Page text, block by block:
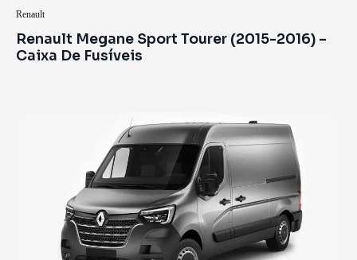
Renault Megane Sport Tourer (2015-2016) –
Caixa De Fusíveis
Renault